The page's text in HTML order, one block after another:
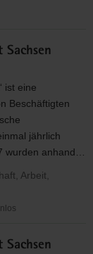
ist eine
Beschäftigten
jährlich
wurden anhand…
Arbeit,